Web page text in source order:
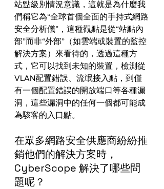
站點級別情況意識，這就是為什麼我
們稱它為“全球首個全面的手持式網路
安全分析儀”，這種觀點是從“站點內
部”而非“外部”（如雲端或裝置的監控
解決方案）來看待的，透過這種方
式，它可以找到未知的裝置，檢測從
VLAN配置錯誤、流氓接入點，到僅
有一個配置錯誤的開放端口等各種漏
洞，這些漏洞中的任何一個都可能成
為駭客的入口點。
在眾多網路安全供應商紛紛推
銷他們的解決方案時，
CyberScope 解決了哪些問
題呢？